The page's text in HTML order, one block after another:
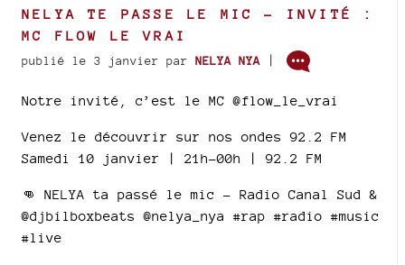
NELYA TE PASSE LE MIC - INVITÉ :
MC FLOW LE VRAI
publié le 3 janvier par NELYA NYA |
Notre invité, c’est le MC @flow_le_vrai
Venez le découvrir sur nos ondes 92.2 FM
Samedi 10 janvier | 21h-00h | 92.2 FM
👊 NELYA ta passé le mic – Radio Canal Sud &
@djbilboxbeats @nelya_nya #rap #radio #music
#live